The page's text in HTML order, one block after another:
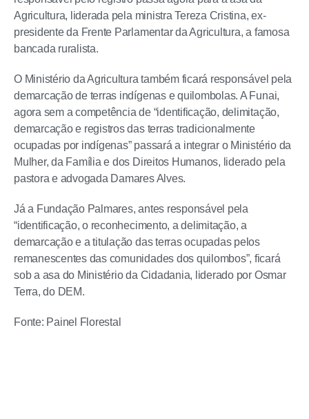
Agricultura, liderada pela ministra Tereza Cristina, ex-
presidente da Frente Parlamentar da Agricultura, a famosa
bancada ruralista.
O Ministério da Agricultura também ficará responsável pela
demarcação de terras indígenas e quilombolas. A Funai,
agora sem a competência de “identificação, delimitação,
demarcação e registros das terras tradicionalmente
ocupadas por indígenas” passará a integrar o Ministério da
Mulher, da Família e dos Direitos Humanos, liderado pela
pastora e advogada Damares Alves.
Já a Fundação Palmares, antes responsável pela
“identificação, o reconhecimento, a delimitação, a
demarcação e a titulação das terras ocupadas pelos
remanescentes das comunidades dos quilombos”, ficará
sob a asa do Ministério da Cidadania, liderado por Osmar
Terra, do DEM.
Fonte: Painel Florestal